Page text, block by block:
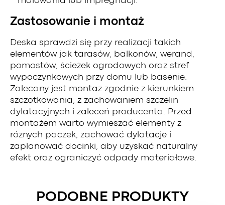
Zastosowanie i montaż
Deska sprawdzi się przy realizacji takich
elementów jak tarasów, balkonów, werand,
pomostów, ścieżek ogrodowych oraz stref
wypoczynkowych przy domu lub basenie.
Zalecany jest montaż zgodnie z kierunkiem
szczotkowania, z zachowaniem szczelin
dylatacyjnych i zaleceń producenta. Przed
montażem warto wymieszać elementy z
różnych paczek, zachować dylatacje i
zaplanować docinki, aby uzyskać naturalny
efekt oraz ograniczyć odpady materiałowe.
PODOBNE PRODUKTY